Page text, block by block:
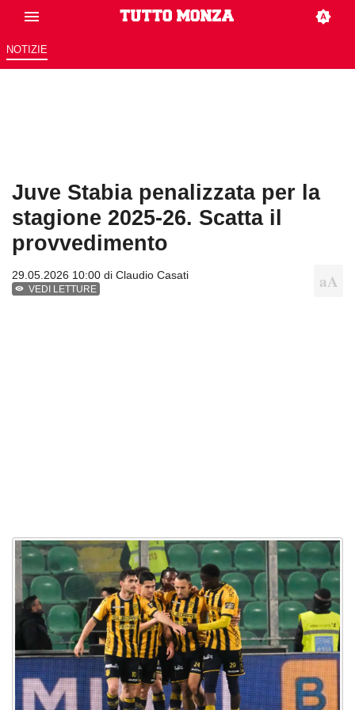
NOTIZIE
Juve Stabia penalizzata per la
stagione 2025-26. Scatta il
provvedimento
29.05.2026 10:00 di Claudio Casati
VEDI LETTURE